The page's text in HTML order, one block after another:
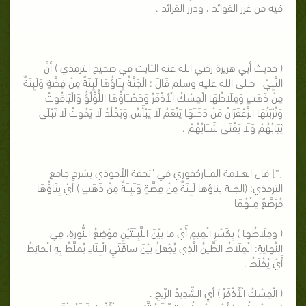
فيه من غرر الفوائد ، ودرر الفرائد .
( حديث أبي هريرة رضي الله عنه الثابت في صحيح الترمذي ) أنَّ
النَّبِيِّ صلى الله عليه وسلم قَالَ : الْجَنَّةُ بِنَاؤُهَا لَبِنَةٌ مِنْ فِضَّةٍ وَلَبِنَةٌ
مِنْ ذَهَبٍ وَمِلَاطُهَا الْمِسْكُ الْأَذْفَرُ وَحَصْبَاؤُهَا اللُّؤْلُؤُ وَالْيَاقُوتُ
وَتُرْبَتُهَا الزَّعْفَرَانُ مَنْ دَخَلَهَا يَنْعَمُ لَا يَبْأَسُ وَيَخْلُدُ لَا يَمُوتُ لَا تَبْلَى
ثِيَابُهُمْ وَلَا يَفْنَى شَبَابُهُمْ .
[*] قال العلامة المباركفوري في "تحفة الأحوذي بشرح جامع
الترمذي: (الجنة بناؤها لَبِنَةٌ مِنْ فِضَّةٍ وَلَبِنَةٌ مِنْ ذَهَبٍ ) أَيْ بِنَاؤُهَا
مُرَصَّعٌ مِنْهُمَا
( وَمِلَاطُهَا ) بِكَسْرِ الْمِيمِ أَيْ مَا بَيْنَ اللَّبِنَتَيْنِ مَوْضِعُ النُّورَةِ، فِي
النِّهَايَةِ: الْمِلَاطُ الطِّينُ الَّذِي يُجْعَلُ بَيْنَ سَاقَتَيِ الْبِنَاءِ يُمَلَّطُ بِهِ الْحَائِطُ
أَيْ يُخْلَطُ .
( الْمِسْكُ الْأَذْفَرُ ) أَيِ الشَّدِيدُ الرِّيحِ .